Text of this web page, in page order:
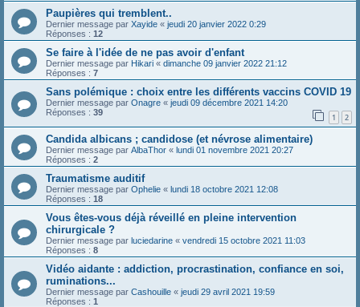
Paupières qui tremblent..
Dernier message par Xayide « jeudi 20 janvier 2022 0:29
Réponses : 12
Se faire à l'idée de ne pas avoir d'enfant
Dernier message par Hikari « dimanche 09 janvier 2022 21:12
Réponses : 7
Sans polémique : choix entre les différents vaccins COVID 19
Dernier message par Onagre « jeudi 09 décembre 2021 14:20
Réponses : 39 1 2
Candida albicans ; candidose (et névrose alimentaire)
Dernier message par AlbaThor « lundi 01 novembre 2021 20:27
Réponses : 2
Traumatisme auditif
Dernier message par Ophelie « lundi 18 octobre 2021 12:08
Réponses : 18
Vous êtes-vous déjà réveillé en pleine intervention
chirurgicale ?
Dernier message par luciedarine « vendredi 15 octobre 2021 11:03
Réponses : 8
Vidéo aidante : addiction, procrastination, confiance en soi,
ruminations...
Dernier message par Cashouille « jeudi 29 avril 2021 19:59
Réponses : 1